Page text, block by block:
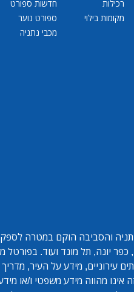
רכילות
מקומות בילוי
חדשות ספורט
ספורט נוער
מכבי נתניה
והסביבה הוקם במטרה לספק
יונה, תל מונד ועוד. בפורטל
עירוניים, מידע על העיר,
מהווה מידע משפטי ו/או